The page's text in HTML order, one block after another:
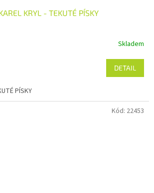
KRYL - TEKUTÉ PÍSKY
Skladem
DETAIL
PÍSKY
Kód: 22453